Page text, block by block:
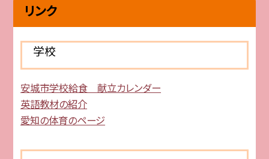
リンク
学校
安城市学校給食 献立カレンダー
英語教材の紹介
愛知の体育のページ